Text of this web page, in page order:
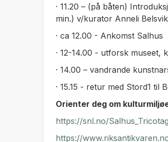
· 11.20 – (på båten)
min.) v/kurator Anneli
· ca 12.00 - Ankomst Salhus
· 12-14.00 - utforsk museet,
· 14.00 – vandrande
· 15.15 - retur med Stord1 til
Orienter deg om
https://snl.no/
https://